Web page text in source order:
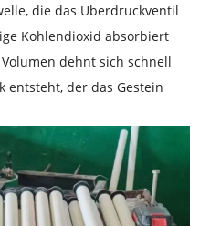
die das Überdruckventil
Kohlendioxid absorbiert
dehnt sich schnell
entsteht, der das Gestein